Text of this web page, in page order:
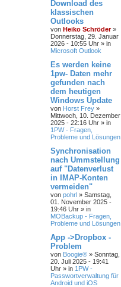
Download des
klassischen
Outlooks
von Heiko Schröder»
Donnerstag, 29. Januar
2026 - 10:55 Uhr » in
Microsoft Outlook
Es werden keine
1pw- Daten mehr
gefunden nach
dem heutigen
Windows Update
von Horst Frey »
Mittwoch, 10. Dezember
2025 - 22:16 Uhr » in
1PW - Fragen,
Probleme und Lösungen
Synchronisation
nach Ummstellung
auf "Datenverlust
in IMAP-Konten
vermeiden"
von pohrl » Samstag,
01. November 2025 -
19:46 Uhr » in
MOBackup - Fragen,
Probleme und Lösungen
App ->Dropbox -
Problem
von Boogie® » Sonntag,
20. Juli 2025 - 19:41
Uhr » in 1PW -
Passwortverwaltung für
Android und iOS